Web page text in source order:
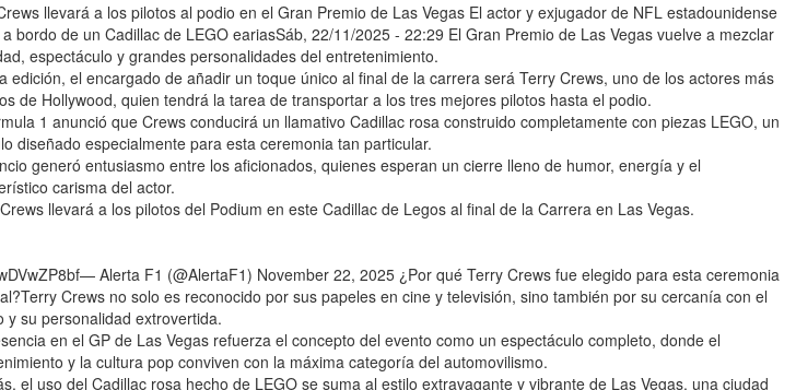
llevará a los pilotos al podio en el Gran Premio de Las Vegas El actor y exjugador de NFL estadounidense
bordo de un Cadillac de LEGO eariasSáb, 22/11/2025 - 22:29 El Gran Premio de Las Vegas vuelve a mezclar
espectáculo y grandes personalidades del entretenimiento.
edición, el encargado de añadir un toque único al final de la carrera será Terry Crews, uno de los actores más
de Hollywood, quien tendrá la tarea de transportar a los tres mejores pilotos hasta el podio.
1 anunció que Crews conducirá un llamativo Cadillac rosa construido completamente con piezas LEGO, un
diseñado especialmente para esta ceremonia tan particular.
generó entusiasmo entre los aficionados, quienes esperan un cierre lleno de humor, energía y el
carisma del actor.
llevará a los pilotos del Podium en este Cadillac de Legos al final de la Carrera en Las Vegas.
Alerta F1 (@AlertaF1) November 22, 2025 ¿Por qué Terry Crews fue elegido para esta ceremonia
Crews no solo es reconocido por sus papeles en cine y televisión, sino también por su cercanía con el
y su personalidad extrovertida.
en el GP de Las Vegas refuerza el concepto del evento como un espectáculo completo, donde el
y la cultura pop conviven con la máxima categoría del automovilismo.
el uso del Cadillac rosa hecho de LEGO se suma al estilo extravagante y vibrante de Las Vegas, una ciudad